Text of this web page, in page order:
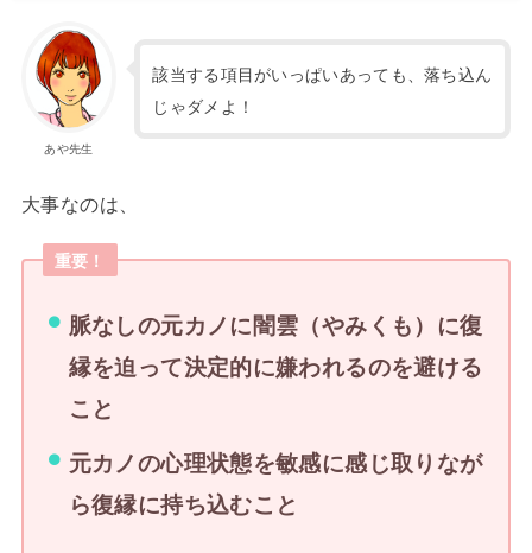
あや先生
該当する項目がいっぱいあっても、落ち込ん
じゃダメよ！
大事なのは、
重要！
脈なしの元カノに闇雲（やみくも）に復
縁を迫って決定的に嫌われるのを避ける
こと
元カノの心理状態を敏感に感じ取りなが
ら復縁に持ち込むこと